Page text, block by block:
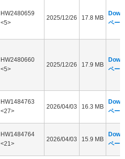
HW2480659
<5>
2025/12/26 17.8 MB
ペー
HW2480660
<5>
2025/12/26 17.9 MB
ペー
HW1484763
<27>
2026/04/03 16.3 MB
ペー
HW1484764
<21>
2026/04/03 15.9 MB
ペー